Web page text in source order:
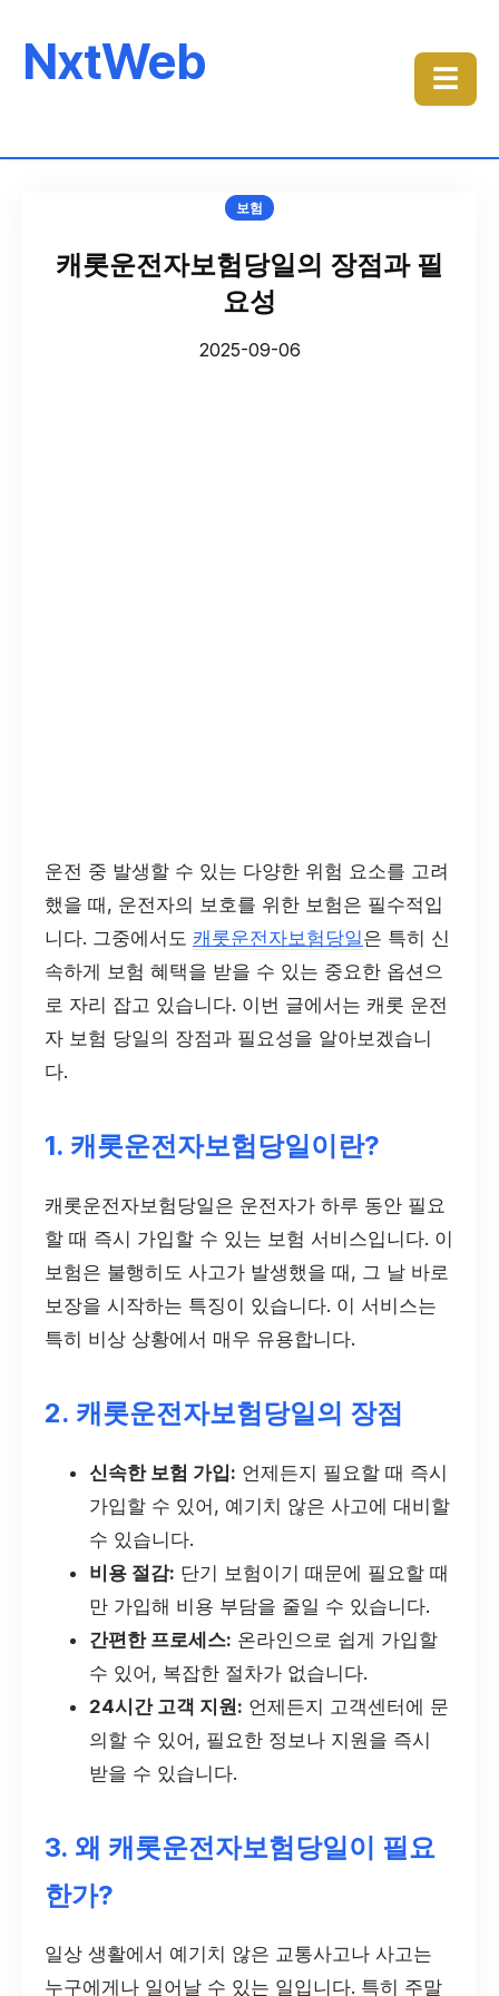
NxtWeb ☰
보험
캐롯운전자보험당일의 장점과 필
요성
2025-09-06
운전 중 발생할 수 있는 다양한 위험 요소를 고려
했을 때, 운전자의 보호를 위한 보험은 필수적입
니다. 그중에서도 캐롯운전자보험당일은 특히 신
속하게 보험 혜택을 받을 수 있는 중요한 옵션으
로 자리 잡고 있습니다. 이번 글에서는 캐롯 운전
자 보험 당일의 장점과 필요성을 알아보겠습니
다.
1. 캐롯운전자보험당일이란?
캐롯운전자보험당일은 운전자가 하루 동안 필요
할 때 즉시 가입할 수 있는 보험 서비스입니다. 이
보험은 불행히도 사고가 발생했을 때, 그 날 바로
보장을 시작하는 특징이 있습니다. 이 서비스는
특히 비상 상황에서 매우 유용합니다.
2. 캐롯운전자보험당일의 장점
신속한 보험 가입: 언제든지 필요할 때 즉시
가입할 수 있어, 예기치 않은 사고에 대비할
수 있습니다.
비용 절감: 단기 보험이기 때문에 필요할 때
만 가입해 비용 부담을 줄일 수 있습니다.
간편한 프로세스: 온라인으로 쉽게 가입할
수 있어, 복잡한 절차가 없습니다.
24시간 고객 지원: 언제든지 고객센터에 문
의할 수 있어, 필요한 정보나 지원을 즉시
받을 수 있습니다.
3. 왜 캐롯운전자보험당일이 필요
한가?
일상 생활에서 예기치 않은 교통사고나 사고는
누구에게나 일어날 수 있는 일입니다. 특히 주말